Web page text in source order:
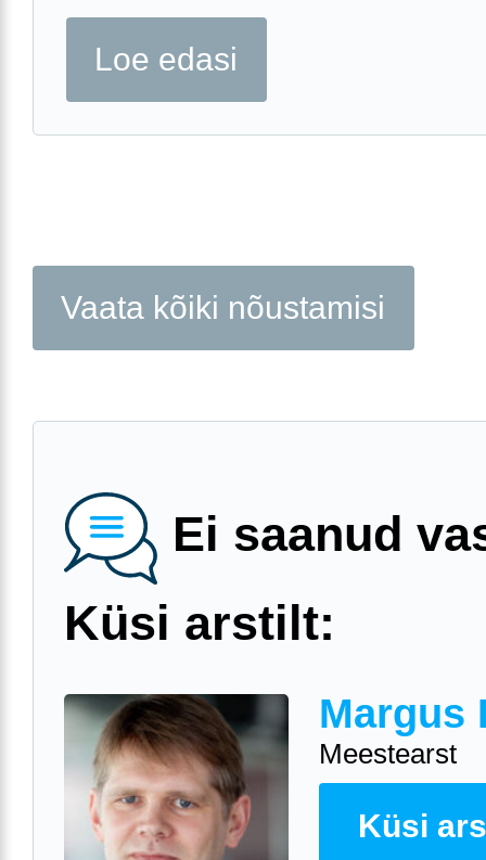
Loe edasi
Vaata kõiki nõustamisi
Ei saanud
Küsi arstilt:
Margus
Meestearst
Küsi